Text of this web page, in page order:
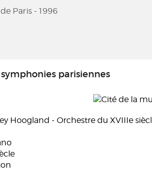
Paris - 1996
parisiennes
Hoogland - Orchestre du XVIIIe